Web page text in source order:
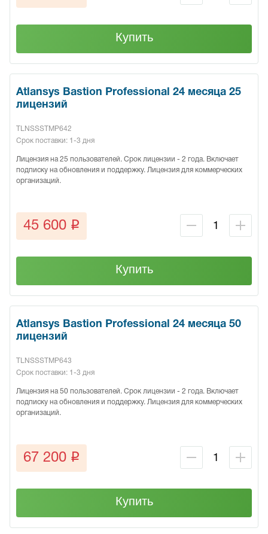
Купить
Atlansys Bastion Professional 24 месяца 25
лицензий
TLNSSSTMP642
Срок поставки: 1-3 дня
Лицензия на 25 пользователей. Срок лицензии - 2 года. Включает
подписку на обновления и поддержку. Лицензия для коммерческих
организаций.
45 600 q
Купить
Atlansys Bastion Professional 24 месяца 50
лицензий
TLNSSSTMP643
Срок поставки: 1-3 дня
Лицензия на 50 пользователей. Срок лицензии - 2 года. Включает
подписку на обновления и поддержку. Лицензия для коммерческих
организаций.
67 200 q
Купить